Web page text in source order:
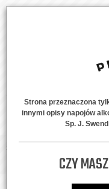
MENU
Strona przeznaczona
innymi opisy napojów
Sp. J.
CZY